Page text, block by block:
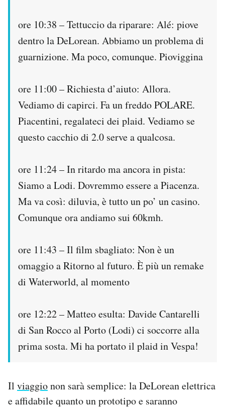
ore 10:38 – Tettuccio da riparare: Alé: piove
dentro la DeLorean. Abbiamo un problema di
guarnizione. Ma poco, comunque. Pioviggina
ore 11:00 – Richiesta d’aiuto: Allora.
Vediamo di capirci. Fa un freddo POLARE.
Piacentini, regalateci dei plaid. Vediamo se
questo cacchio di 2.0 serve a qualcosa.
ore 11:24 – In ritardo ma ancora in pista:
Siamo a Lodi. Dovremmo essere a Piacenza.
Ma va così: diluvia, è tutto un po’ un casino.
Comunque ora andiamo sui 60kmh.
ore 11:43 – Il film sbagliato: Non è un
omaggio a Ritorno al futuro. È più un remake
di Waterworld, al momento
ore 12:22 – Matteo esulta: Davide Cantarelli
di San Rocco al Porto (Lodi) ci soccorre alla
prima sosta. Mi ha portato il plaid in Vespa!
Il viaggionon sarà semplice: la DeLorean elettrica
e affidabile quanto un prototipo e saranno